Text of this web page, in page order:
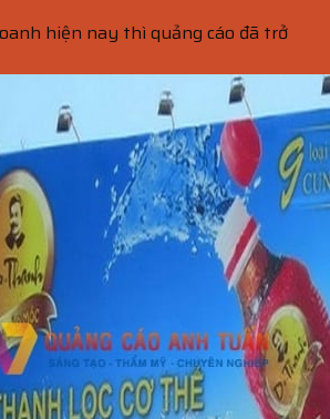
hiện nay thì quảng cáo đã trở